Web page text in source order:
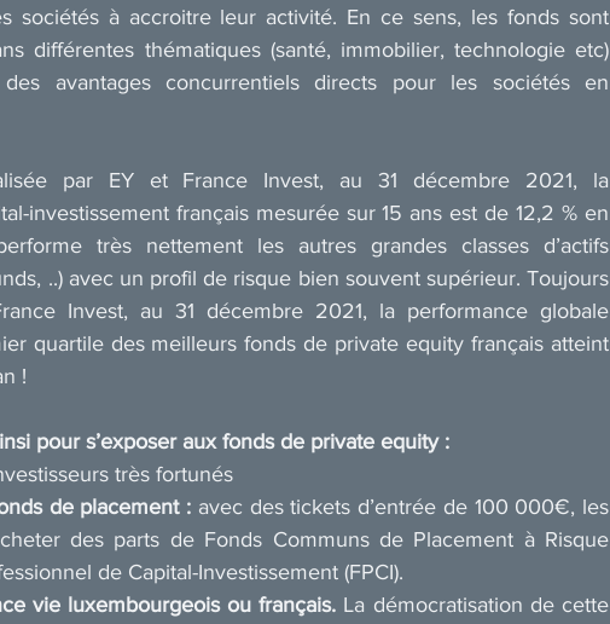
sociétés à accroitre leur activité. En ce sens, les fonds sont
différentes thématiques (santé, immobilier, technologie etc)
avantages concurrentiels directs pour les sociétés en
par EY et France Invest, au 31 décembre 2021, la
investissement français mesurée sur 15 ans est de 12,2 % en
très nettement les autres grandes classes d’actifs
..) avec un profil de risque bien souvent supérieur. Toujours
Invest, au 31 décembre 2021, la performance globale
quartile des meilleurs fonds de private equity français atteint
!
pour s’exposer aux fonds de private equity :
très fortunés
de placement : avec des tickets d’entrée de 100 000€, les
des parts de Fonds Communs de Placement à Risque
de Capital-Investissement (FPCI).
vie luxembourgeois ou français. La démocratisation de cette